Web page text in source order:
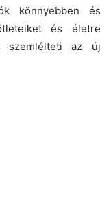
könnyebben és
és életre
szemlélteti az új